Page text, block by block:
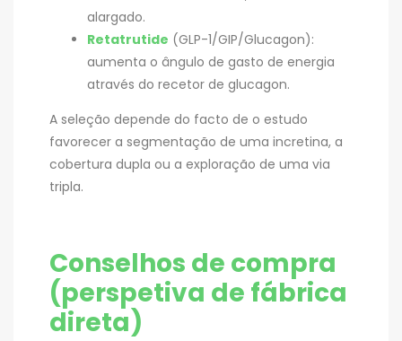
alargado.
Retatrutide (GLP-1/GIP/Glucagon):
aumenta o ângulo de gasto de energia
através do recetor de glucagon.
A seleção depende do facto de o estudo
favorecer a segmentação de uma incretina, a
cobertura dupla ou a exploração de uma via
tripla.
Conselhos de compra
(perspetiva de fábrica
direta)